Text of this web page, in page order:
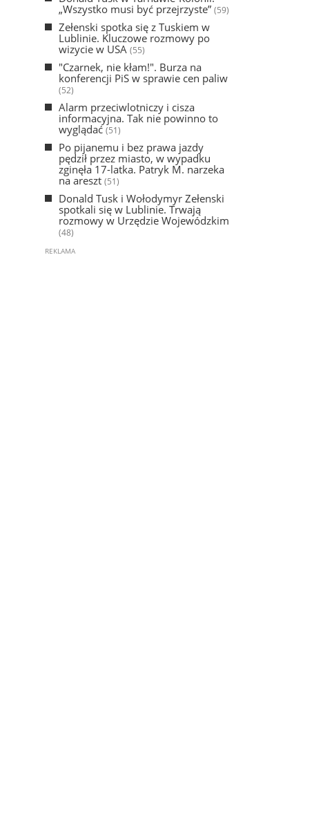
„Wszystko musi być przejrzyste” (59)
Zełenski spotka się z Tuskiem w
Lublinie. Kluczowe rozmowy po
wizycie w USA (55)
"Czarnek, nie kłam!". Burza na
konferencji PiS w sprawie cen paliw
(52)
Alarm przeciwlotniczy i cisza
informacyjna. Tak nie powinno to
wyglądać(51)
Po pijanemu i bez prawa jazdy
pędził przez miasto, w wypadku
zginęła 17-latka. Patryk M. narzeka
na areszt (51)
Donald Tusk i Wołodymyr Zełenski
spotkali się w Lublinie. Trwają
rozmowy w Urzędzie Wojewódzkim
(48)